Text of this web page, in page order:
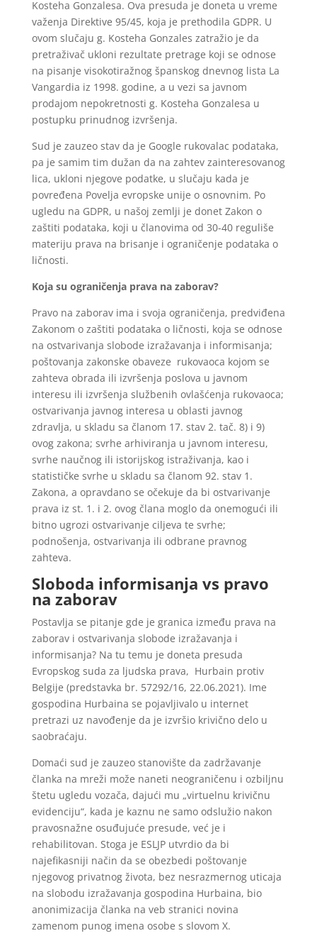
Kosteha Gonzalesa. Ova presuda je doneta u vreme
važenja Direktive 95/45, koja je prethodila GDPR. U
ovom slučaju g. Kosteha Gonzales zatražio je da
pretraživač ukloni rezultate pretrage koji se odnose
na pisanje visokotiražnog španskog dnevnog lista La
Vangardia iz 1998. godine, a u vezi sa javnom
prodajom nepokretnosti g. Kosteha Gonzalesa u
postupku prinudnog izvršenja.
Sud je zauzeo stav da je Google rukovalac podataka,
pa je samim tim dužan da na zahtev zainteresovanog
lica, ukloni njegove podatke, u slučaju kada je
povređena Povelja evropske unije o osnovnim. Po
ugledu na GDPR, u našoj zemlji je donet Zakon o
zaštiti podataka, koji u članovima od 30-40 reguliše
materiju prava na brisanje i ograničenje podataka o
ličnosti.
Koja su ograničenja prava na zaborav?
Pravo na zaborav ima i svoja ograničenja, predviđena
Zakonom o zaštiti podataka o ličnosti, koja se odnose
na ostvarivanja slobode izražavanja i informisanja;
poštovanja zakonske obaveze rukovaoca kojom se
zahteva obrada ili izvršenja poslova u javnom
interesu ili izvršenja službenih ovlašćenja rukovaoca;
ostvarivanja javnog interesa u oblasti javnog
zdravlja, u skladu sa članom 17. stav 2. tač. 8) i 9)
ovog zakona; svrhe arhiviranja u javnom interesu,
svrhe naučnog ili istorijskog istraživanja, kao i
statističke svrhe u skladu sa članom 92. stav 1.
Zakona, a opravdano se očekuje da bi ostvarivanje
prava iz st. 1. i 2. ovog člana moglo da onemogući ili
bitno ugrozi ostvarivanje ciljeva te svrhe;
podnošenja, ostvarivanja ili odbrane pravnog
zahteva.
Sloboda informisanja vs pravo
na zaborav
Postavlja se pitanje gde je granica između prava na
zaborav i ostvarivanja slobode izražavanja i
informisanja? Na tu temu je doneta presuda
Evropskog suda za ljudska prava, Hurbain protiv
Belgije (predstavka br. 57292/16, 22.06.2021). Ime
gospodina Hurbaina se pojavljivalo u internet
pretrazi uz navođenje da je izvršio krivično delo u
saobraćaju.
Domaći sud je zauzeo stanovište da zadržavanje
članka na mreži može naneti neograničenu i ozbiljnu
štetu ugledu vozača, dajući mu „virtuelnu krivičnu
evidenciju“, kada je kaznu ne samo odslužio nakon
pravosnažne osuđujuće presude, već je i
rehabilitovan. Stoga je ESLJP utvrdio da bi
najefikasniji način da se obezbedi poštovanje
njegovog privatnog života, bez nesrazmernog uticaja
na slobodu izražavanja gospodina Hurbaina, bio
anonimizacija članka na veb stranici novina
zamenom punog imena osobe s slovom X.